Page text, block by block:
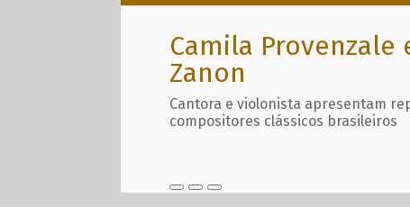
Camila Provenzale
Zanon
Cantora e violonista apresentam
compositores clássicos brasileiros